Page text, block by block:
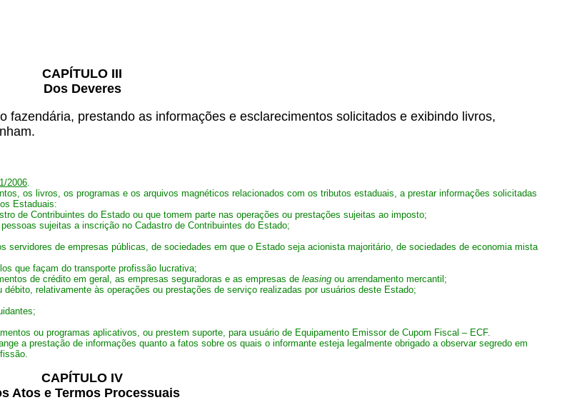
CAPÍTULO III
Dos Deveres
prestando as informações e esclarecimentos solicitados e exibindo livros,
2006.
os livros, os programas e os arquivos magnéticos relacionados com os tributos estaduais, a prestar informações solicitadas
Estaduais:
de Contribuintes do Estado ou que tomem parte nas operações ou prestações sujeitas ao imposto;
sujeitas a inscrição no Cadastro de Contribuintes do Estado;
servidores de empresas públicas, de sociedades em que o Estado seja acionista majoritário, de sociedades de economia mista
que façam do transporte profissão lucrativa;
de crédito em geral, as empresas seguradoras e as empresas de leasing ou arrendamento mercantil;
relativamente às operações ou prestações de serviço realizadas por usuários deste Estado;
ou programas aplicativos, ou prestem suporte, para usuário de Equipamento Emissor de Cupom Fiscal – ECF.
a prestação de informações quanto a fatos sobre os quais o informante esteja legalmente obrigado a observar segredo em
CAPÍTULO IV
Atos e Termos Processuais